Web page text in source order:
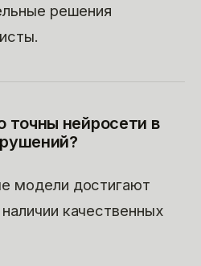
решения
точны нейросети в
модели достигают
качественных